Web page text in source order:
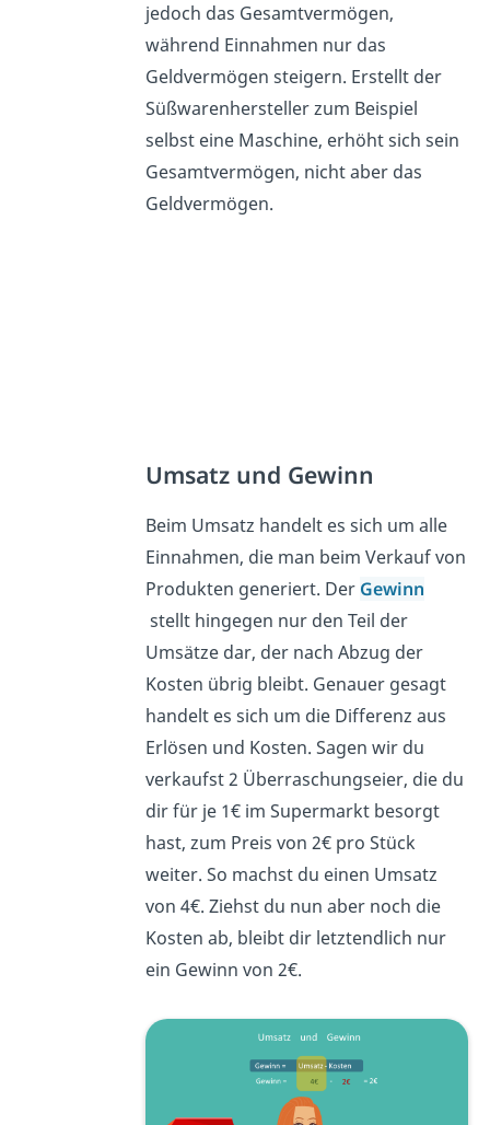
jedoch das Gesamtvermögen,
während Einnahmen nur das
Geldvermögen steigern. Erstellt der
Süßwarenhersteller zum Beispiel
selbst eine Maschine, erhöht sich sein
Gesamtvermögen, nicht aber das
Geldvermögen.
Umsatz und Gewinn
Beim Umsatz handelt es sich um alle
Einnahmen, die man beim Verkauf von
Produkten generiert. Der Gewinn
stellt hingegen nur den Teil der
Umsätze dar, der nach Abzug der
Kosten übrig bleibt. Genauer gesagt
handelt es sich um die Differenz aus
Erlösen und Kosten. Sagen wir du
verkaufst 2 Überraschungseier, die du
dir für je 1€ im Supermarkt besorgt
hast, zum Preis von 2€ pro Stück
weiter. So machst du einen Umsatz
von 4€. Ziehst du nun aber noch die
Kosten ab, bleibt dir letztendlich nur
ein Gewinn von 2€.